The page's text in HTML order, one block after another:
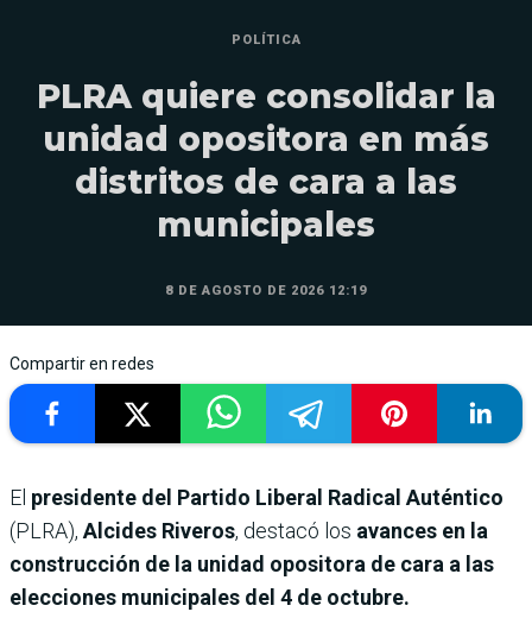
POLÍTICA
PLRA quiere consolidar la
unidad opositora en más
distritos de cara a las
municipales
8 DE AGOSTO DE 2026 12:19
Compartir en redes
El presidente del Partido Liberal Radical Auténtico
(PLRA), Alcides Riveros, destacó los avances en la
construcción de la unidad opositora de cara a las
elecciones municipales del 4 de octubre.